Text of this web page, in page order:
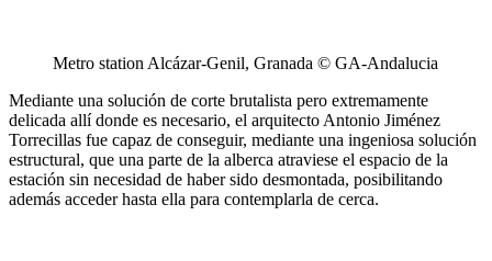
Metro station Alcázar-Genil, Granada © GA-Andalucia
Mediante una solución de corte brutalista pero extremamente
delicada allí donde es necesario, el arquitecto Antonio Jiménez
Torrecillas fue capaz de conseguir, mediante una ingeniosa solución
estructural, que una parte de la alberca atraviese el espacio de la
estación sin necesidad de haber sido desmontada, posibilitando
además acceder hasta ella para contemplarla de cerca.